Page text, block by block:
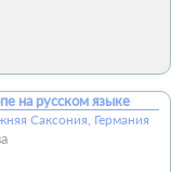
на русском языке
Саксония, Германия